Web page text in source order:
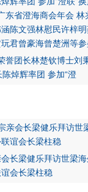
誉团长林楚钦博士刘
焯辉率团 参加“澄
长梁健乐拜访世梁
会长梁柱稳